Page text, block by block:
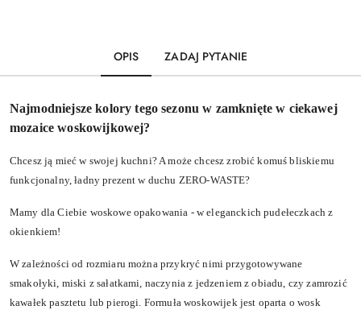
OPIS ZADAJ PYTANIE
Najmodniejsze kolory tego sezonu w zamknięte w ciekawej
mozaice woskowijkowej?
Chcesz ją mieć w swojej kuchni? A może chcesz zrobić komuś bliskiemu
funkcjonalny, ładny prezent w duchu ZERO-WASTE?
Mamy dla Ciebie woskowe opakowania - w eleganckich pudełeczkach z
okienkiem!
W zależności od rozmiaru można przykryć nimi przygotowywane
smakołyki, miski z sałatkami, naczynia z jedzeniem z obiadu, czy zamrozić
kawałek pasztetu lub pierogi. Formuła woskowijek jest oparta o wosk